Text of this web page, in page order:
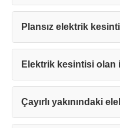
Plansız elektrik
Elektrik kesintisi olan
Çayırlı yakınındaki
Mesajınız